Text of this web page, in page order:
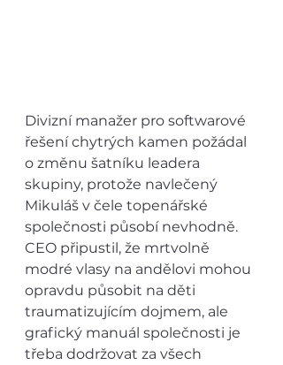
Divizní manažer pro softwarové
řešení chytrých kamen požádal
o změnu šatníku leadera
skupiny, protože navlečený
Mikuláš v čele topenářské
společnosti působí nevhodně.
CEO připustil, že mrtvolně
modré vlasy na andělovi mohou
opravdu působit na děti
traumatizujícím dojmem, ale
grafický manuál společnosti je
třeba dodržovat za všech